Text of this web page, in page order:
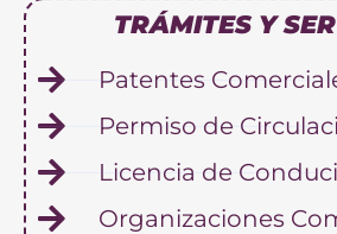
TRÁMITES Y
Patentes
Permiso de
Licencia de
Organizaciones